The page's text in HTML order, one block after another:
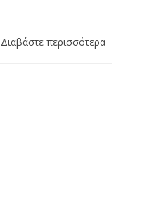
Διαβάστε περισσότερα